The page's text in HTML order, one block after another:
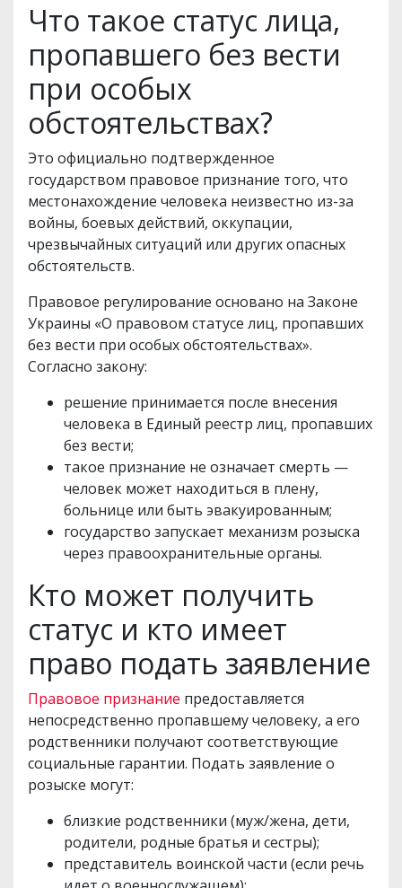
Что такое статус лица,
пропавшего без вести
при особых
обстоятельствах?
Это официально подтвержденное
государством правовое признание того, что
местонахождение человека неизвестно из-за
войны, боевых действий, оккупации,
чрезвычайных ситуаций или других опасных
обстоятельств.
Правовое регулирование основано на Законе
Украины «О правовом статусе лиц, пропавших
без вести при особых обстоятельствах».
Согласно закону:
решение принимается после внесения
человека в Единый реестр лиц, пропавших
без вести;
такое признание не означает смерть —
человек может находиться в плену,
больнице или быть эвакуированным;
государство запускает механизм розыска
через правоохранительные органы.
Кто может получить
статус и кто имеет
право подать заявление
Правовое признание предоставляется
непосредственно пропавшему человеку, а его
родственники получают соответствующие
социальные гарантии. Подать заявление о
розыске могут:
близкие родственники (муж/жена, дети,
родители, родные братья и сестры);
представитель воинской части (если речь